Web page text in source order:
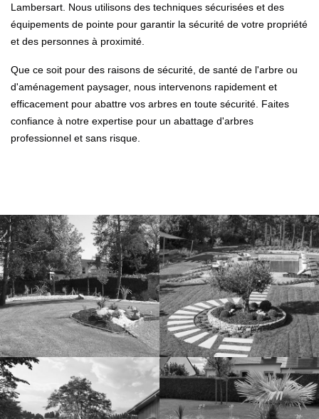
Lambersart. Nous utilisons des techniques sécurisées et des
équipements de pointe pour garantir la sécurité de votre propriété
et des personnes à proximité.
Que ce soit pour des raisons de sécurité, de santé de l'arbre ou
d'aménagement paysager, nous intervenons rapidement et
efficacement pour abattre vos arbres en toute sécurité. Faites
confiance à notre expertise pour un abattage d'arbres
professionnel et sans risque.